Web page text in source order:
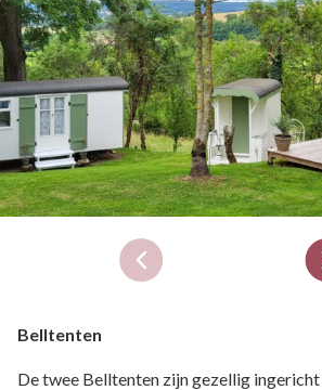
Belltenten
De twee Belltenten zijn gezellig